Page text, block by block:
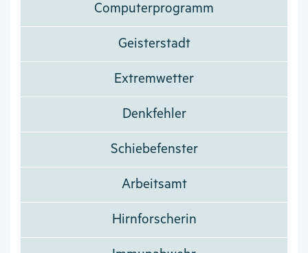
Computerprogramm
Geisterstadt
Extremwetter
Denkfehler
Schiebefenster
Arbeitsamt
Hirnforscherin